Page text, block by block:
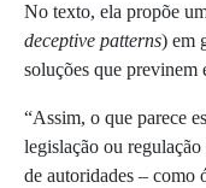
No texto, ela propõe
deceptive patterns) em
soluções que previnem
“Assim, o que parece
legislação ou
de autoridades – como